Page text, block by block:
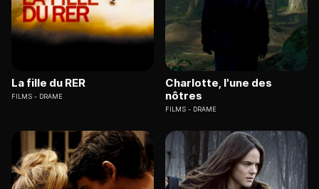
La fille du RER
FILMS DRAME
Charlotte, l'une des
nôtres
FILMS DRAME